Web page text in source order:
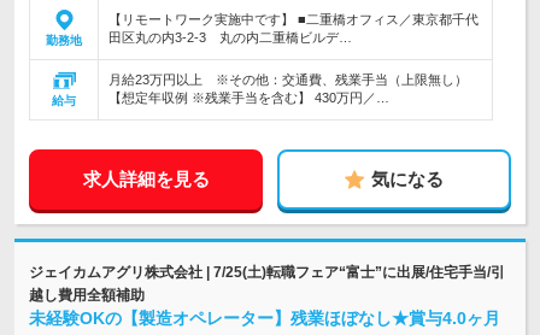
勤務地
【リモートワーク実施中です】 ■二重橋オフィス／東京都千代
田区丸の内3-2-3 丸の内二重橋ビルデ…
給与
月給23万円以上 ※その他：交通費、残業手当（上限無し）
【想定年収例 ※残業手当を含む】 430万円／…
求人詳細を見る 気になる
ジェイカムアグリ株式会社 | 7/25(土)転職フェア“富士”に出展/住宅手当/引
越し費用全額補助
未経験OKの【製造オペレーター】残業ほぼなし★賞与4.0ヶ月